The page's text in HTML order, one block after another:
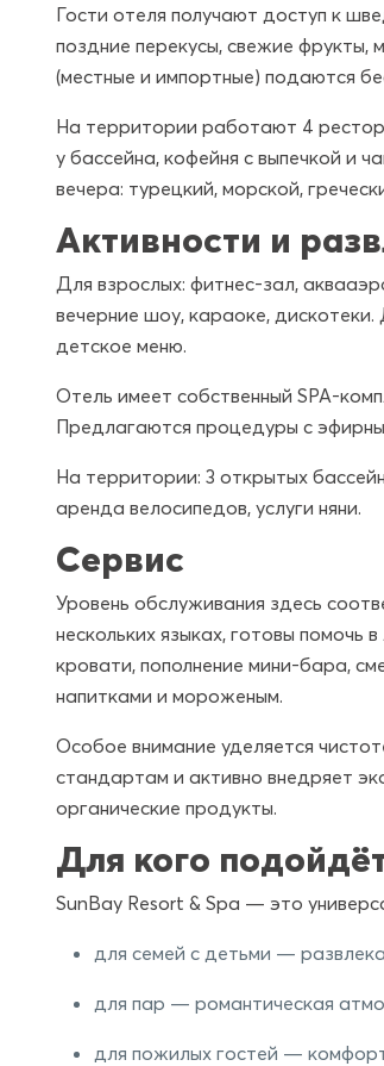
Гости отеля получают доступ к
поздние перекусы, свежие фрукты,
(местные и импортные) подаются
На территории работают 4
у бассейна, кофейня с выпечкой и
вечера: турецкий, морской,
Активности и
Для взрослых: фитнес-зал,
вечерние шоу, караоке,
детское меню.
Отель имеет собственный SPA-
Предлагаются процедуры с
На территории: 3 открытых
аренда велосипедов, услуги няни.
Сервис
Уровень обслуживания здесь
нескольких языках, готовы
кровати, пополнение мини-бара,
напитками и мороженым.
Особое внимание уделяется
стандартам и активно внедряет
органические продукты.
Для кого
SunBay Resort & Spa — это
для семей с детьми —
для пар — романтическая
для пожилых гостей —